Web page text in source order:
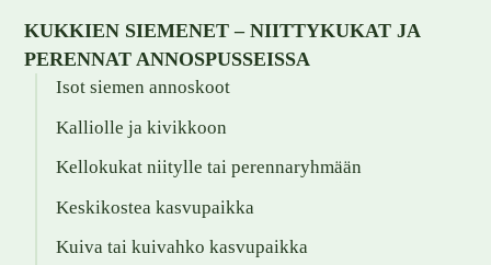
KUKKIEN SIEMENET – NIITTYKUKAT JA
PERENNAT ANNOSPUSSEISSA
Isot siemen annoskoot
Kalliolle ja kivikkoon
Kellokukat niitylle tai perennaryhmään
Keskikostea kasvupaikka
Kuiva tai kuivahko kasvupaikka